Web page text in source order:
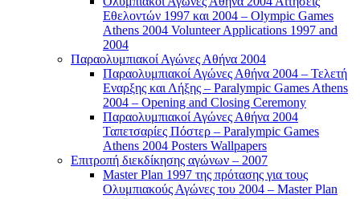
Εθελοντών 1997 και 2004 – Olympic Games
Athens 2004 Volunteer Applications 1997 and
2004
Παραολυμπιακοί Αγώνες Αθήνα 2004
Παραολυμπιακοί Αγώνες Αθήνα 2004 – Τελετή
Εναρξης και Λήξης – Paralympic Games Athens
2004 – Opening and Closing Ceremony
Παραολυμπιακοί Αγώνες Αθήνα 2004
Ταπετσαρίες Πόστερ – Paralympic Games
Athens 2004 Posters Wallpapers
Επιτροπή διεκδίκησης αγώνων – 2007
Master Plan 1997 της πρότασης για τους
Ολυμπιακούς Αγώνες του 2004 – Master Plan